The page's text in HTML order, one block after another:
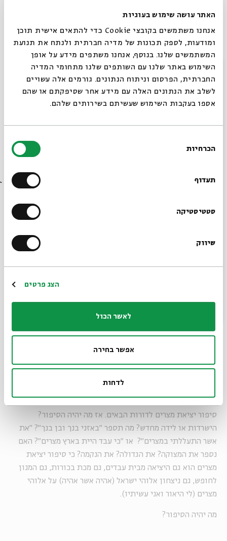
האתר עושה שימוש בעוגיות
אנחנו משתמשים בקובצי Cookie כדי להתאים אישית תוכן
ומודעות, לספק תכונות של מדיה חברתית ולנתח את תנועת
המשתמשים שלנו. בנוסף, אנחנו משתפים מידע על אופן
השימוש באתר שלנו עם השותפים שלנו מתחומי המדיה
החברתית, הפרסום וניתוח הנתונים. גורמים אלה עשויים
לשלב את הנתונים האלה עם מידע אחר שסיפקתם או שהם
אספו בעקבות השימוש שעשיתם בשירותים שלהם.
הסכמה
הכרחיות
תעדוף
סטטיסטיקה
שיווק
הצג פרטים
לאשר הכול
אפשר בחירה
לדחות
חמישי
נאראטיב אתם קוראים לזה. סיפר. כאילו בהורדת הו' יש איזו
סגולה שהופכת את הצ'יזבאט הסובייקטיבי לגרסה לגיטימית של
המציאות. רשומון אינסופי שבו לכל אחד יש קול שווה ערך במרוץ
אל הנצח.
המודעות. נפוליאון טעה. ההיסטוריה איננה "אגדה שהכל הסכימו
סיפור יציאת מצרים לדורות הבאים. אז מה יהיה הסיפור?
הישרדות או לידה מחדש? מה תספר "באזני בנך ובן בנך"? "את
אשר התעללתי במצרים"? או "כי עבד היית בארץ מצרים"? האם
נספר את המצוקה? את הגדולה? את הנקמה? כי סיפור יציאת
מצרים הוא גם היציאה מבית עבדים, גם מכת בכורות, גם המנון
לחופש, גם ניצחון אלוהי ישראל (אהיה אשר אהיה) על אלוהי
מצרים (לי היאור ואני עשיתיו).
מה יהיה הסיפור?
סגור